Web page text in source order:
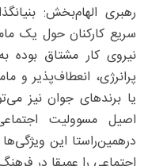
رهبری الهام‌بخش:
سریع کارکنان حول یک
نیروی کار مشتاق بوده
پرانرژی، انعطاف‌پذیر و
یا برندهای جوان نیز
اصیل مسوولیت
درهمین‌راستا این